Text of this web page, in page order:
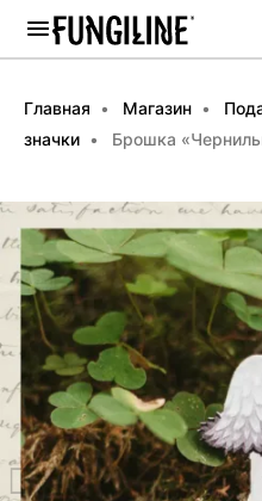
Главная Магазин
значки
Брошка